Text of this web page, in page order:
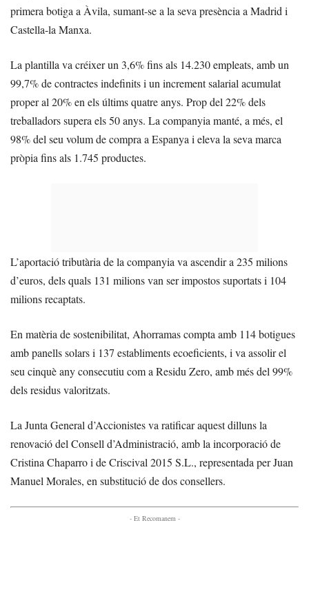
primera botiga a Àvila, sumant-se a la seva presència a Madrid i
Castella-la Manxa.
La plantilla va créixer un 3,6% fins als 14.230 empleats, amb un
99,7% de contractes indefinits i un increment salarial acumulat
proper al 20% en els últims quatre anys. Prop del 22% dels
treballadors supera els 50 anys. La companyia manté, a més, el
98% del seu volum de compra a Espanya i eleva la seva marca
pròpia fins als 1.745 productes.
L’aportació tributària de la companyia va ascendir a 235 milions
d’euros, dels quals 131 milions van ser impostos suportats i 104
milions recaptats.
En matèria de sostenibilitat, Ahorramas compta amb 114 botigues
amb panells solars i 137 establiments ecoeficients, i va assolir el
seu cinquè any consecutiu com a Residu Zero, amb més del 99%
dels residus valoritzats.
La Junta General d’Accionistes va ratificar aquest dilluns la
renovació del Consell d’Administració, amb la incorporació de
Cristina Chaparro i de Criscival 2015 S.L., representada per Juan
Manuel Morales, en substitució de dos consellers.
- Et Recomanem -